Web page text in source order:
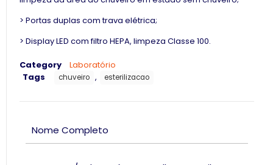
> Portas duplas com trava elétrica;
> Display LED com filtro HEPA, limpeza Classe 100.
Category
Laboratório
Tags
chuveiro , esterilizacao